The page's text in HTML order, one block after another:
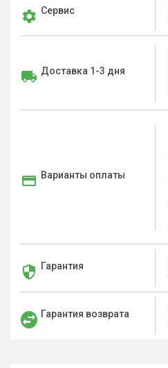
Сервис
Доставка 1-3 дня
Варианты оплаты
Гарантия
Гарантия возврата